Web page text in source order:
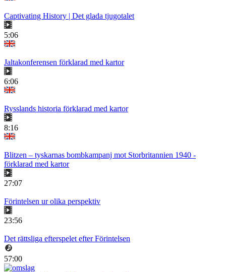
Captivating History | Det glada tjugotalet
5:06
Jaltakonferensen förklarad med kartor
6:06
Rysslands historia förklarad med kartor
8:16
Blitzen – tyskarnas bombkampanj mot Storbritannien 1940 -
förklarad med kartor
27:07
Förintelsen ur olika perspektiv
23:56
Det rättsliga efterspelet efter Förintelsen
57:00